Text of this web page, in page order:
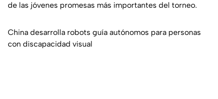
de las jóvenes promesas más importantes del torneo.
China desarrolla robots guía autónomos para personas
con discapacidad visual